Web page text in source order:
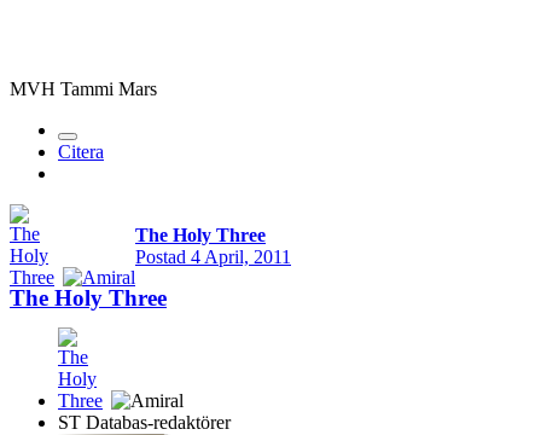
MVH Tammi Mars
Citera
The Holy Three
Postad 4 April, 2011
The Holy Three
ST Databas-redaktörer